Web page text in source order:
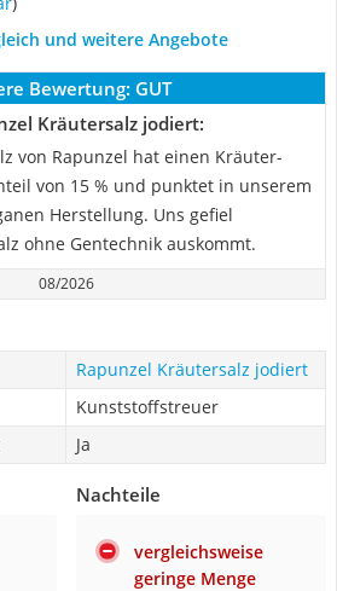
und weitere Angebote
Bewertung: GUT
Kräutersalz jodiert:
von Rapunzel hat einen Kräuter-
von 15 % und punktet in unserem
Herstellung. Uns gefiel
ohne Gentechnik auskommt.
08/2026
Rapunzel Kräutersalz jodiert
Kunststoffstreuer
Ja
Nachteile
vergleichsweise
geringe Menge